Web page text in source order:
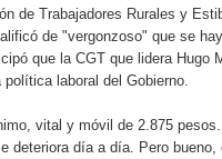
de Trabajadores Rurales y
de "vergonzoso" que se
que la CGT que lidera Hugo
laboral del Gobierno.
vital y móvil de 2.875
deteriora día a día. Pero